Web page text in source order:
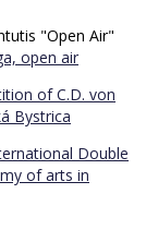
"Open Air"
open air
of C.D. von
Bystrica
Double
of arts in